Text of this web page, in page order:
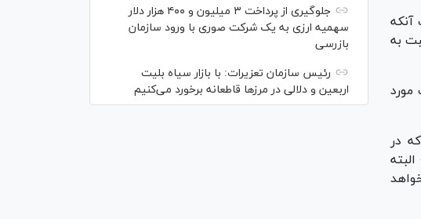
به
مورد
در
جلوگیری از پرداخت ۳ میلیون و ۴۰۰ هزار دلار
سهمیه ارزی به یک شرکت صوری با ورود سازمان
بازرسی
رئیس سازمان تعزیرات: با بازار سیاه بلیت
اربعین و دلالی در مرز‌ها قاطعانه برخورد می‌کنیم